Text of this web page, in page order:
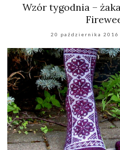
Wzór tygodnia –
20 października 2016